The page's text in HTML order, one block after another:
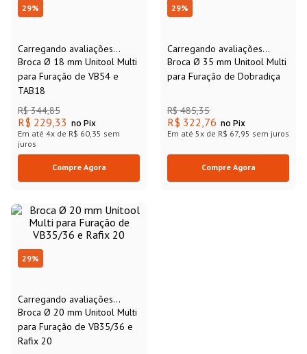
29%
Carregando avaliações...
Broca Ø 18 mm Unitool Multi
para Furação de VB54 e
TAB18
R$ 344,85
R$ 229,33 no Pix
Em até 4x de R$ 60,35 sem
juros
Compre Agora
29%
Carregando avaliações...
Broca Ø 35 mm Unitool Multi
para Furação de Dobradiça
R$ 485,35
R$ 322,76 no Pix
Em até 5x de R$ 67,95 sem juros
Compre Agora
29%
Carregando avaliações...
Broca Ø 20 mm Unitool Multi
para Furação de VB35/36 e
Rafix 20